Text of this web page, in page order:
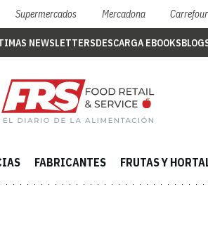
Supermercados Mercadona Carrefour
NEWSLETTERSDESCARGA EBOOKS
FABRICANTES FRUTAS Y